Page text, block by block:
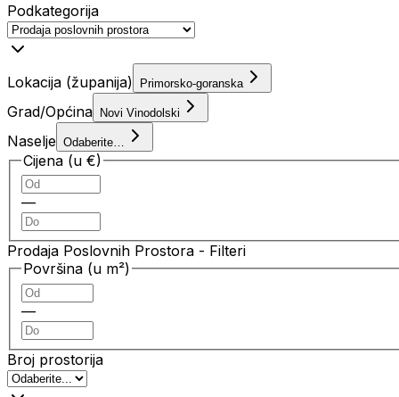
Podkategorija
Lokacija (županija) Primorsko-goranska
Grad/Općina Novi Vinodolski
Naselje Odaberite…
Cijena (u €)
—
Prodaja Poslovnih Prostora - Filteri
Površina (u m²)
—
Broj prostorija